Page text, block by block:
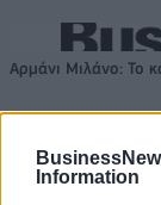
Information
Αρμάνι Μιλάνο: Το
Εθνική Κορασίδων:
μετά τη νίκη επί της